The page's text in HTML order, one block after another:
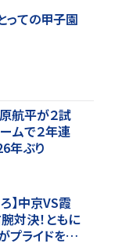
っての甲子園
航平が２試
ムで２年連
年ぶり
】中京VS霞
対決！ともに
プライドをか